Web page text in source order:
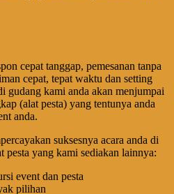
cepat tanggap, pemesanan tanpa
cepat, tepat waktu dan setting
gudang kami anda akan menjumpai
(alat pesta) yang tentunya anda
anda.
suksesnya acara anda di
pesta yang kami sediakan lainnya:
event dan pesta
pilihan